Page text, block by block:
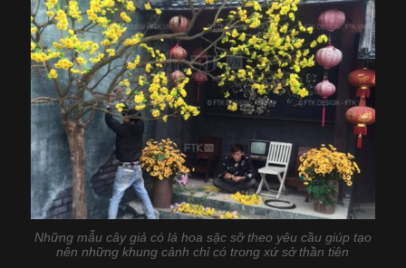
Những mẫu cây giả có lá hoa sặc sỡ theo yêu cầu giúp tạo
nên những khung cảnh chỉ có trong xứ sở thần tiên